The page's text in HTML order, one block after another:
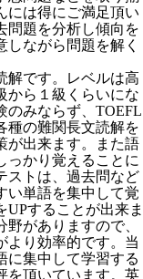
には得にご満足頂い
問題を分析し傾向を
ながら問題を解く
解です。レベルは高
から１級くらいにな
のみならず、TOEFL
種の難関長文読解を
が出来ます。また語
っかり覚えることに
ストは、過去問など
い単語を集中して覚
UPすることが出来
がありますので、
より効率的です。当
に集中して学習する
を頂いています。英